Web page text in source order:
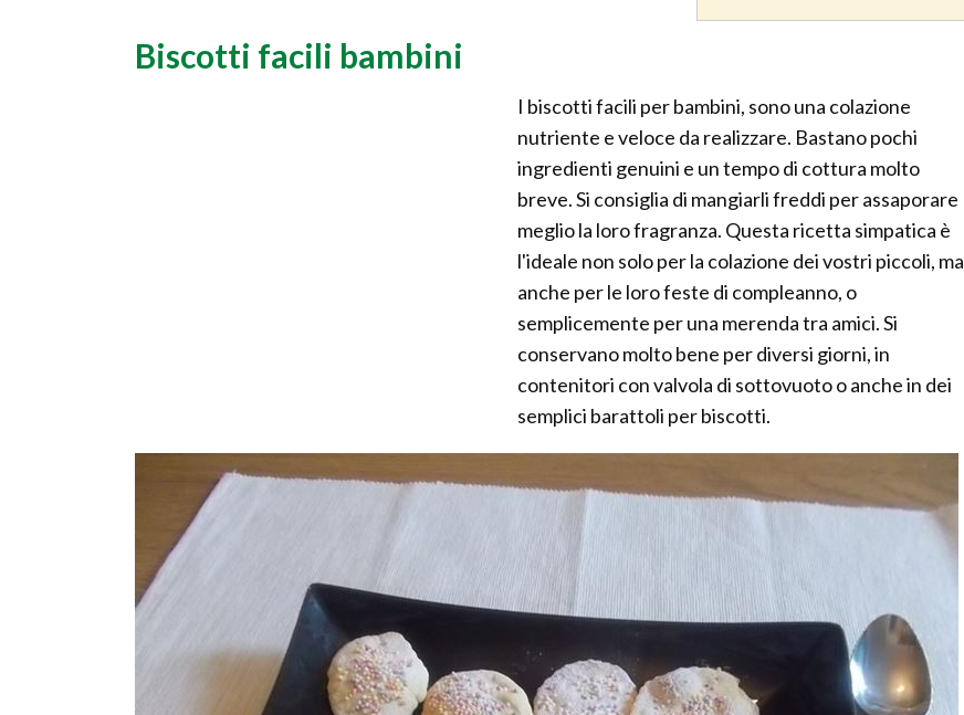
Biscotti facili bambini
I biscotti facili per bambini, sono una colazione
nutriente e veloce da realizzare. Bastano pochi
ingredienti genuini e un tempo di cottura molto
breve. Si consiglia di mangiarli freddi per assaporare
meglio la loro fragranza. Questa ricetta simpatica è
l'ideale non solo per la colazione dei vostri piccoli, ma
anche per le loro feste di compleanno, o
semplicemente per una merenda tra amici. Si
conservano molto bene per diversi giorni, in
contenitori con valvola di sottovuoto o anche in dei
semplici barattoli per biscotti.